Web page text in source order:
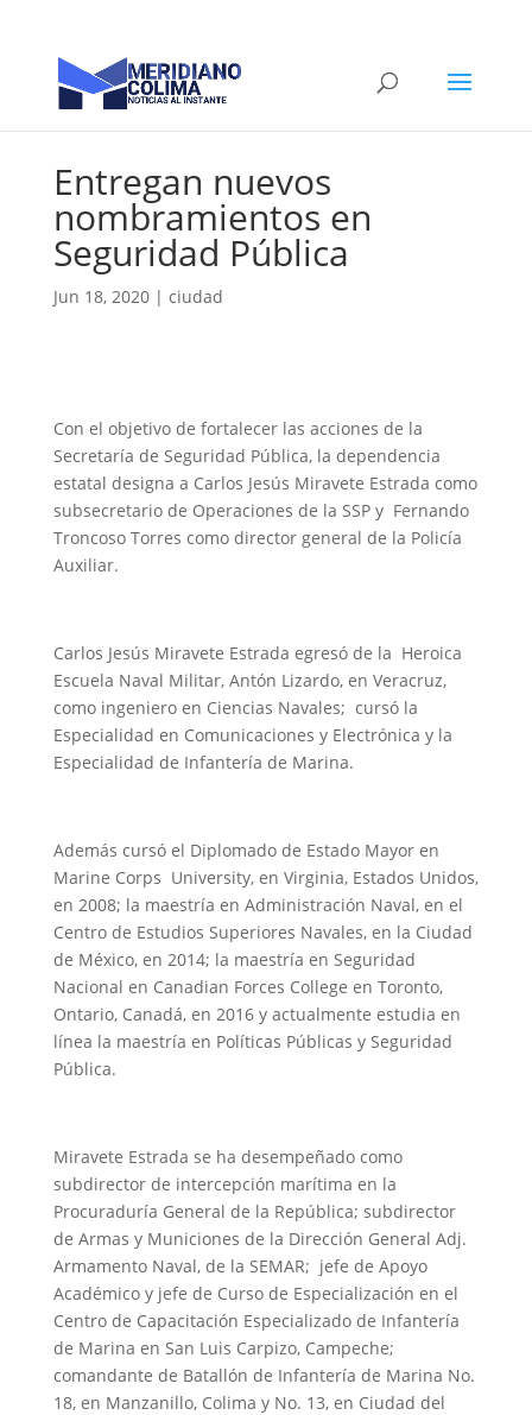
Entregan nuevos
nombramientos en
Seguridad Pública
Jun 18, 2020| ciudad
Con el objetivo de fortalecer las acciones de la
Secretaría de Seguridad Pública, la dependencia
estatal designa a Carlos Jesús Miravete Estrada como
subsecretario de Operaciones de la SSP y Fernando
Troncoso Torres como director general de la Policía
Auxiliar.
Carlos Jesús Miravete Estrada egresó de la Heroica
Escuela Naval Militar, Antón Lizardo, en Veracruz,
como ingeniero en Ciencias Navales; cursó la
Especialidad en Comunicaciones y Electrónica y la
Especialidad de Infantería de Marina.
Además cursó el Diplomado de Estado Mayor en
Marine Corps University, en Virginia, Estados Unidos,
en 2008; la maestría en Administración Naval, en el
Centro de Estudios Superiores Navales, en la Ciudad
de México, en 2014; la maestría en Seguridad
Nacional en Canadian Forces College en Toronto,
Ontario, Canadá, en 2016 y actualmente estudia en
línea la maestría en Políticas Públicas y Seguridad
Pública.
Miravete Estrada se ha desempeñado como
subdirector de intercepción marítima en la
Procuraduría General de la República; subdirector
de Armas y Municiones de la Dirección General Adj.
Armamento Naval, de la SEMAR; jefe de Apoyo
Académico y jefe de Curso de Especialización en el
Centro de Capacitación Especializado de Infantería
de Marina en San Luis Carpizo, Campeche;
comandante de Batallón de Infantería de Marina No.
18, en Manzanillo, Colima y No. 13, en Ciudad del